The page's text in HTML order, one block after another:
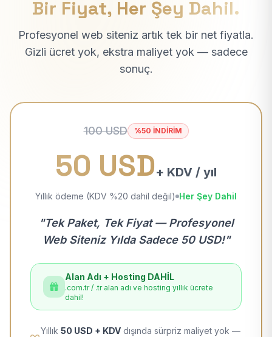
Bir Fiyat, Her Şey Dahil.
Profesyonel web siteniz artık tek bir net fiyatla.
Gizli ücret yok, ekstra maliyet yok — sadece
sonuç.
100 USD %50 İNDİRİM
50 USD+ KDV / yıl
Yıllık ödeme (KDV %20 dahil değil) Her Şey Dahil
"Tek Paket, Tek Fiyat — Profesyonel
Web Siteniz Yılda Sadece 50 USD!"
Alan Adı + Hosting DAHİL
.com.tr / .tr alan adı ve hosting yıllık ücrete
dahil!
Yıllık 50 USD + KDV dışında sürpriz maliyet yok —